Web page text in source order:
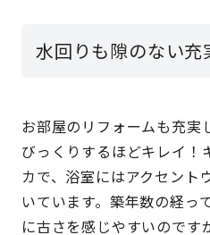
水回りも隙のない充
お部屋のリフォームも充実
びっくりするほどキレイ！
カで、浴室にはアクセント
いています。築年数の経っ
に古さを感じやすいのです